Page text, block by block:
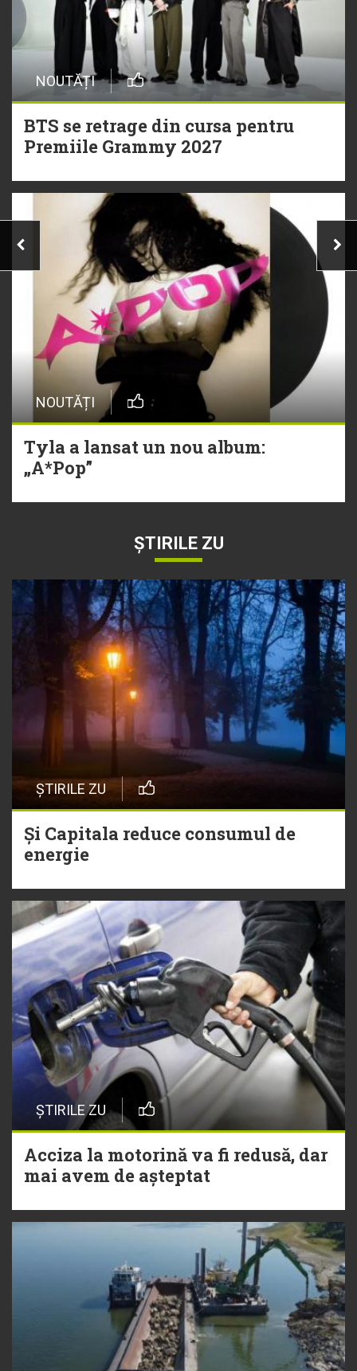
NOUTĂȚI
BTS se retrage din cursa pentru
Premiile Grammy 2027
NOUTĂȚI
Tyla a lansat un nou album:
„A*Pop”
ȘTIRILE ZU
ȘTIRILE ZU
Și Capitala reduce consumul de
energie
ȘTIRILE ZU
Acciza la motorină va fi redusă, dar
mai avem de așteptat